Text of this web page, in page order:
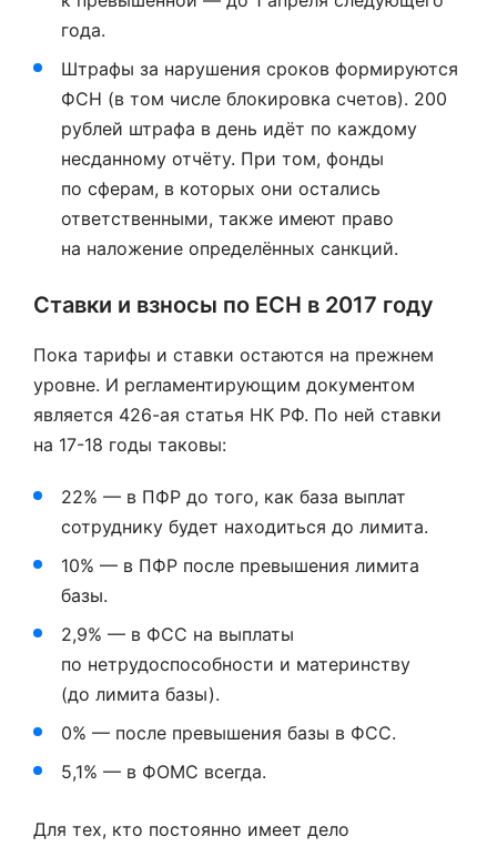
года.
Штрафы за нарушения сроков формируются
ФСН (в том числе блокировка счетов). 200
рублей штрафа в день идёт по каждому
несданному отчёту. При том, фонды
по сферам, в которых они остались
ответственными, также имеют право
на наложение определённых санкций.
Ставки и взносы по ЕСН в 2017 году
Пока тарифы и ставки остаются на прежнем
уровне. И регламентирующим документом
является 426-ая статья НК РФ. По ней ставки
на 17-18 годы таковы:
22% — в ПФР до того, как база выплат
сотруднику будет находиться до лимита.
10% — в ПФР после превышения лимита
базы.
2,9% — в ФСС на выплаты
по нетрудоспособности и материнству
(до лимита базы).
0% — после превышения базы в ФСС.
5,1% — в ФОМС всегда.
Для тех, кто постоянно имеет дело